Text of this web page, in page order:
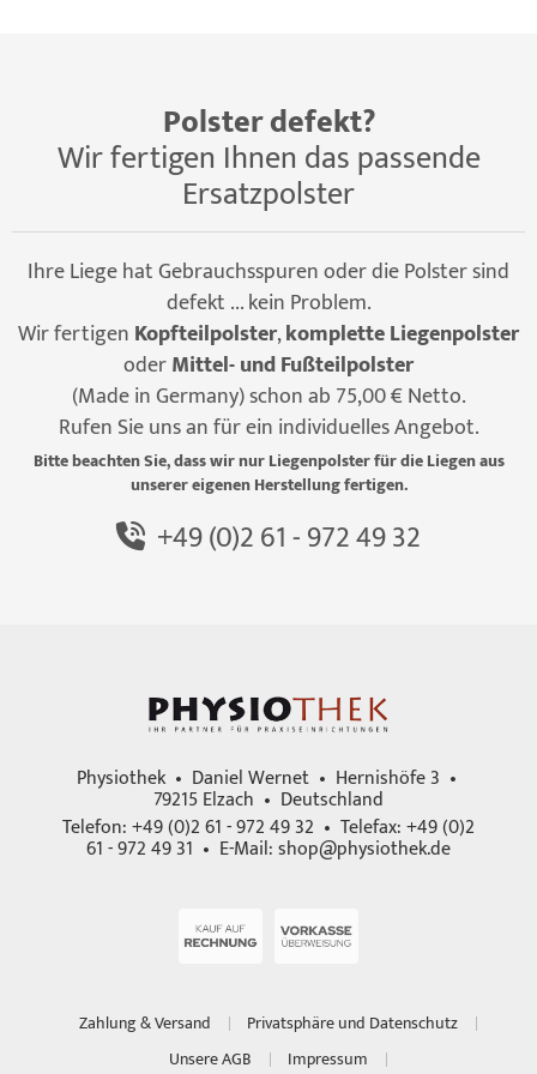
Polster defekt?
Wir fertigen Ihnen das passende
Ersatzpolster
Ihre Liege hat Gebrauchsspuren oder die Polster sind
defekt ... kein Problem.
Wir fertigen Kopfteilpolster,komplette Liegenpolster
oderMittel- und Fußteilpolster
(Made in Germany) schon ab 75,00 € Netto.
Rufen Sie uns an für ein individuelles Angebot.
Bitte beachten Sie, dass wir nur Liegenpolster für die Liegen aus
unserer eigenen Herstellung fertigen.
+49 (0)2 61 - 972 49 32
Physiothek • Daniel Wernet • Hernishöfe 3 •
79215 Elzach • Deutschland
Telefon: +49 (0)2 61 - 972 49 32 • Telefax: +49 (0)2
61 - 972 49 31 • E-Mail:shop@physiothek.de
Zahlung & Versand
Privatsphäre und Datenschutz
Unsere AGB
Impressum